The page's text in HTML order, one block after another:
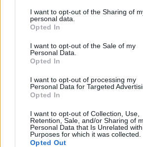
not limited to your visit or usage
grant or deny consent to Google and its
use your data for below specified
consent section.
I want to opt-out of the Sharing of
personal data.
Opted In
I want to opt-out of the Sale of my
Personal Data.
Opted In
I want to opt-out of processing my
Personal Data for Targeted
Opted In
I want to opt-out of Collection, Use,
Retention, Sale, and/or Sharing of
Personal Data that Is Unrelated
Purposes for which it was collected.
Opted Out